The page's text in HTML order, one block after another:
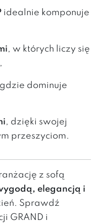
idealnie komponuje
, w których liczy się
dominuje
, dzięki swojej
przeszyciom.
z sofą
elegancją i
Sprawdź
GRAND i